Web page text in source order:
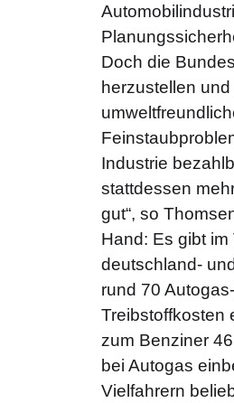
Doch die
herzustellen
Industrie
stattdessen
gut“, so
Hand: Es gibt
deutschland-
rund 70
Treibstoffkosten
zum Benziner
bei Autogas
Vielfahrern